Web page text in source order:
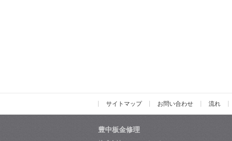
サイトマップ お問い合わせ 流れ
豊中板金修理